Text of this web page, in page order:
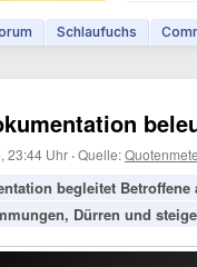
Schlaufuchs
23:44 Uhr ·Quelle:
begleitet
Dürren und